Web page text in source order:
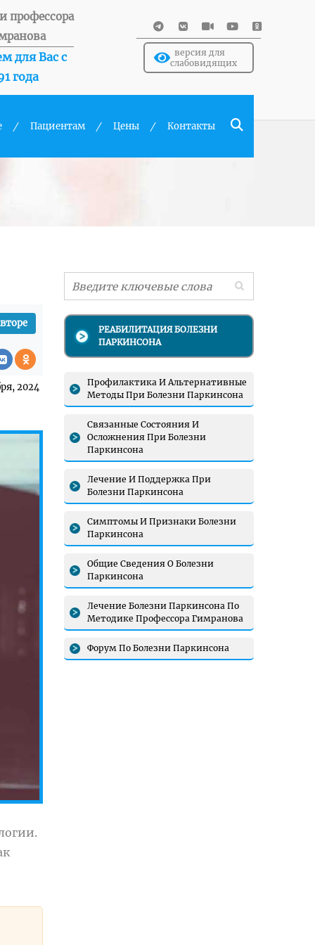
профессора
для Вас с
года
версия для
слабовидящих
Пациентам Цены Контакты
2024
РЕАБИЛИТАЦИЯ БОЛЕЗНИ
ПАРКИНСОНА
Профилактика И Альтернативные
Методы При Болезни Паркинсона
Связанные Состояния И
Осложнения При Болезни
Паркинсона
Лечение И Поддержка При
Болезни Паркинсона
Симптомы И Признаки Болезни
Паркинсона
Общие Сведения О Болезни
Паркинсона
Лечение Болезни Паркинсона По
Методике Профессора Гимранова
Форум По Болезни Паркинсона